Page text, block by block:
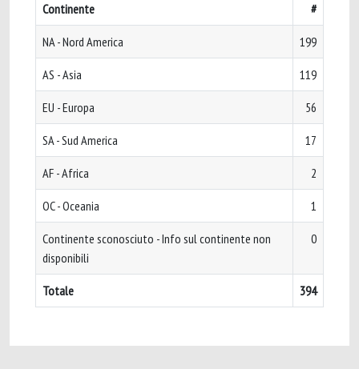
Continente #
NA - Nord America 199
AS - Asia 119
EU - Europa 56
SA - Sud America 17
AF - Africa 2
OC - Oceania 1
Continente sconosciuto - Info sul continente non
disponibili
0
Totale 394